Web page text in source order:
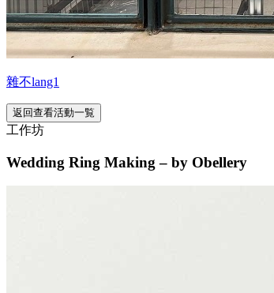
雜不lang1
返回查看活動一覧
工作坊
Wedding Ring Making – by Obellery